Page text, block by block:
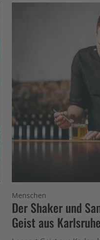
Menschen
Der Shaker und
Geist aus Karlsruhe